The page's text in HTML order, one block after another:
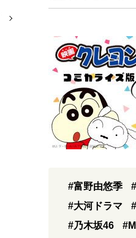
『Key person』始…
#富野由悠季
#大河ドラマ
#乃木坂46